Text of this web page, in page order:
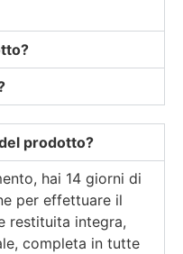
prodotto?
hai 14 giorni di
per effettuare il
restituita integra,
completa in tutte